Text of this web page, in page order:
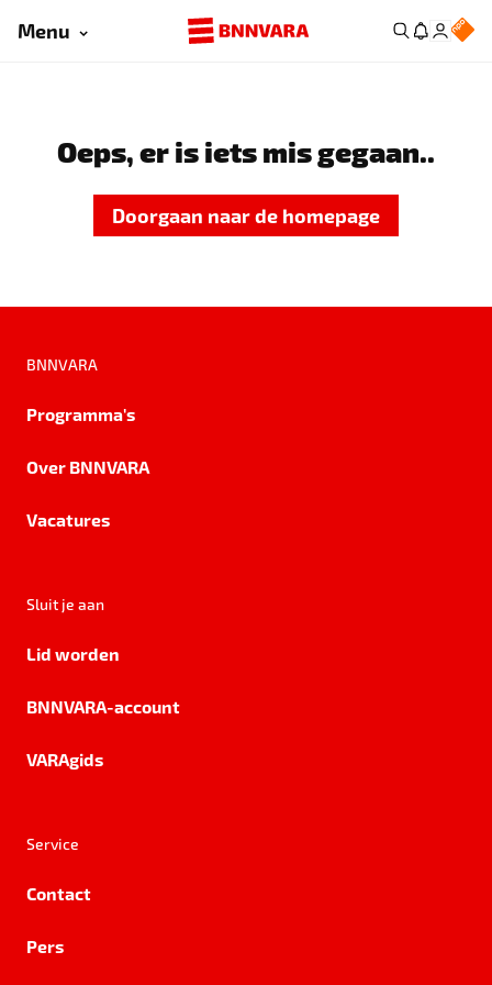
Menu
Oeps, er is iets mis gegaan..
Doorgaan naar de homepage
BNNVARA
Programma's
Over BNNVARA
Vacatures
Sluit je aan
Lid worden
BNNVARA-account
VARAgids
Service
Contact
Pers